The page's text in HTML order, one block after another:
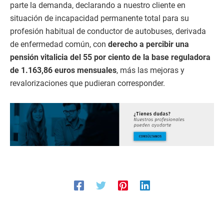
parte la demanda, declarando a nuestro cliente en
situación de incapacidad permanente total para su
profesión habitual de conductor de autobuses, derivada
de enfermedad común, con derecho a percibir una
pensión vitalicia del 55 por ciento de la base reguladora
de 1.163,86 euros mensuales, más las mejoras y
revalorizaciones que pudieran corresponder.